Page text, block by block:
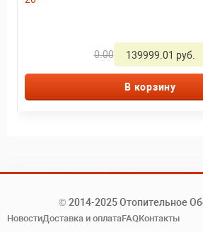
0.00 139999.01 руб.
В корзину
© 2014-2025 Отопительное
НовостиДоставка и оплатаFAQКонтакты